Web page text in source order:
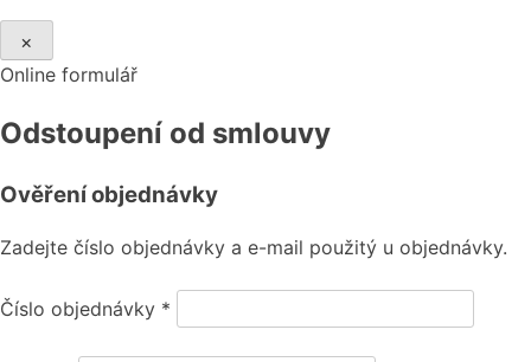
×
Online formulář
Odstoupení od smlouvy
Ověření objednávky
Zadejte číslo objednávky a e-mail použitý u objednávky.
Číslo objednávky *